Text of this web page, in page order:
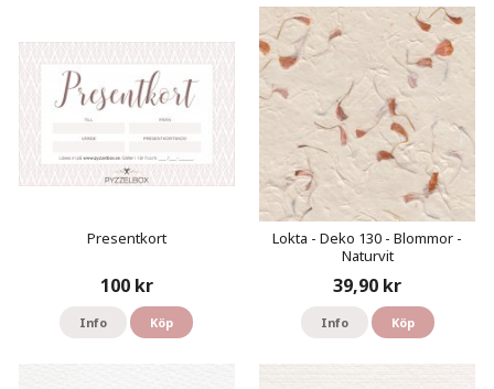
Presentkort
100 kr
Info Köp
Lokta - Deko 130 - Blommor -
Naturvit
39,90 kr
Info Köp